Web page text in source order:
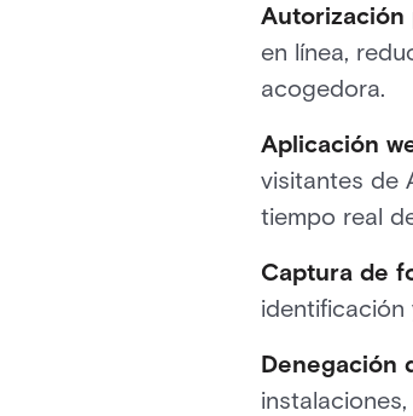
Autorización
en línea,
acogedora.
Aplicación
visitantes de
tiempo real
Captura de
identificación
Denegación